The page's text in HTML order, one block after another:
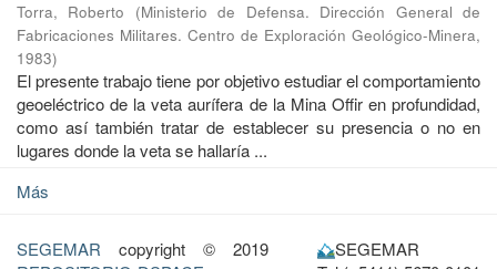
Torra, Roberto (Ministerio de Defensa. Dirección General de
Fabricaciones Militares. Centro de Exploración Geológico-Minera,
1983)
El presente trabajo tiene por objetivo estudiar el comportamiento
geoeléctrico de la veta aurífera de la Mina Offir en profundidad,
como así también tratar de establecer su presencia o no en
lugares donde la veta se hallaría ...
Más
SEGEMAR copyright © 2019
SEGEMAR